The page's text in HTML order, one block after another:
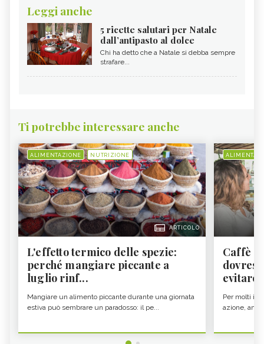
Leggi anche
5 ricette salutari per Natale
dall’antipasto al dolce
Chi ha detto che a Natale si debba sempre
strafare...
Ti potrebbe interessare anche
ALIMENTAZIONE NUTRIZIONE
ARTICOLO
L'effetto termico delle spezie:
perché mangiare piccante a
luglio rinf...
Mangiare un alimento piccante durante una giornata
estiva può sembrare un paradosso: il pe...
Caffè
evitare
Per molti il
azione,